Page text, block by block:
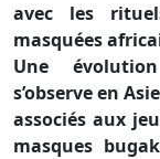
avec les
masquées
Une
s’observe en
associés aux
masques